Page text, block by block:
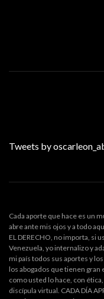
Tweets by
Cada aporte que hace es un
abre ante mis ojos y a todo
EL DERECHO, no importa, si
Venezuela, yo internalizo y
mi país todos sus aportes y
los abogados que tienen
como usted lo hace, con
discípula virtual. CADA DÍA